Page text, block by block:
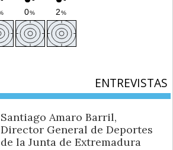
ENTREVISTAS
Santiago Amaro Barril,
Director General de Deportes
de la Junta de Extremadura